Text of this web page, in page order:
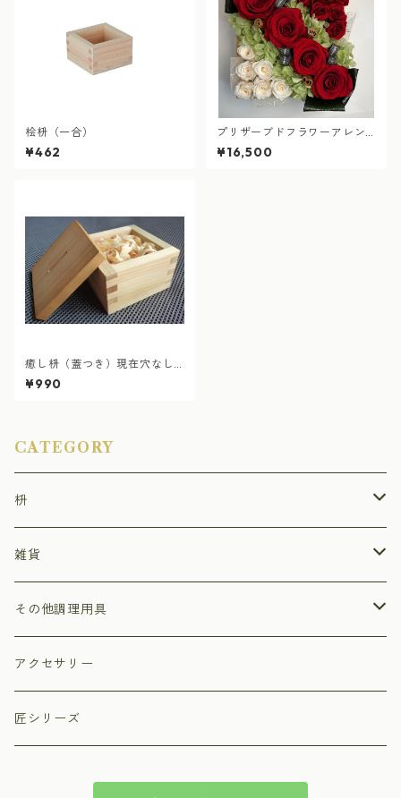
桧枡（一合）
¥462
プリザーブドフラワーアレン
ジ枡 ご注文いただいてから
製作します
¥16,500
癒し枡（蓋つき）現在穴なし
のフタのみ販売
¥990
CATEGORY
枡
ひのき枡
杉枡
デザイン枡
福枡
プリザーブドフラワーアレンジ枡
雑貨
ストラップ
小物入れ
ペン立て
その他調理用具
まな板
押しずし型
アクセサリー
匠シリーズ